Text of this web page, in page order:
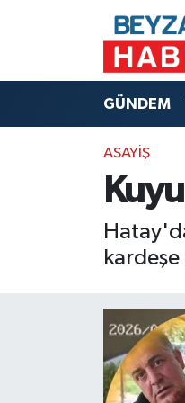
GÜNDEM
ASAYİŞ
Hava Durumu
Trafik Durumu
Süper Lig Puan
Tüm Manşetler
Son Dakika